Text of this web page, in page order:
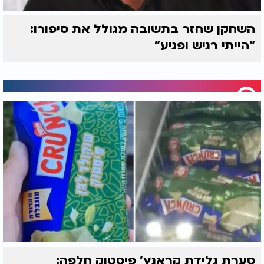
השחקן שחזר בתשובה מגולל את סיפורו:
"הייתי רגיש ופגיע"